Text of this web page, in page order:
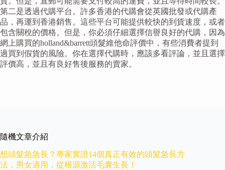
第二是透過代購平台。許多香港的代購會從英國批發或代購產
品，再運到香港銷售。這些平台可能提供較快的到貨速度，或者
包含關稅的價格。但是，你必須仔細選擇信譽良好的代購，因為
網上購買的holland&barrett頭髮維他命評價中，有些消費者提到
過買到假貨的風險。你在選擇代購時，應該多看評論，並且選擇
評價高，並且有良好售後服務的賣家。
隨機文章介紹
想頭髮急急長？專家實證14個真正有效的頭髮急長方
法，男女適用，從根源激活毛囊生長！